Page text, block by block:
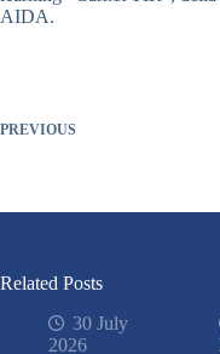
AIDA.
PREVIOUS
Related Posts
30 July
2026